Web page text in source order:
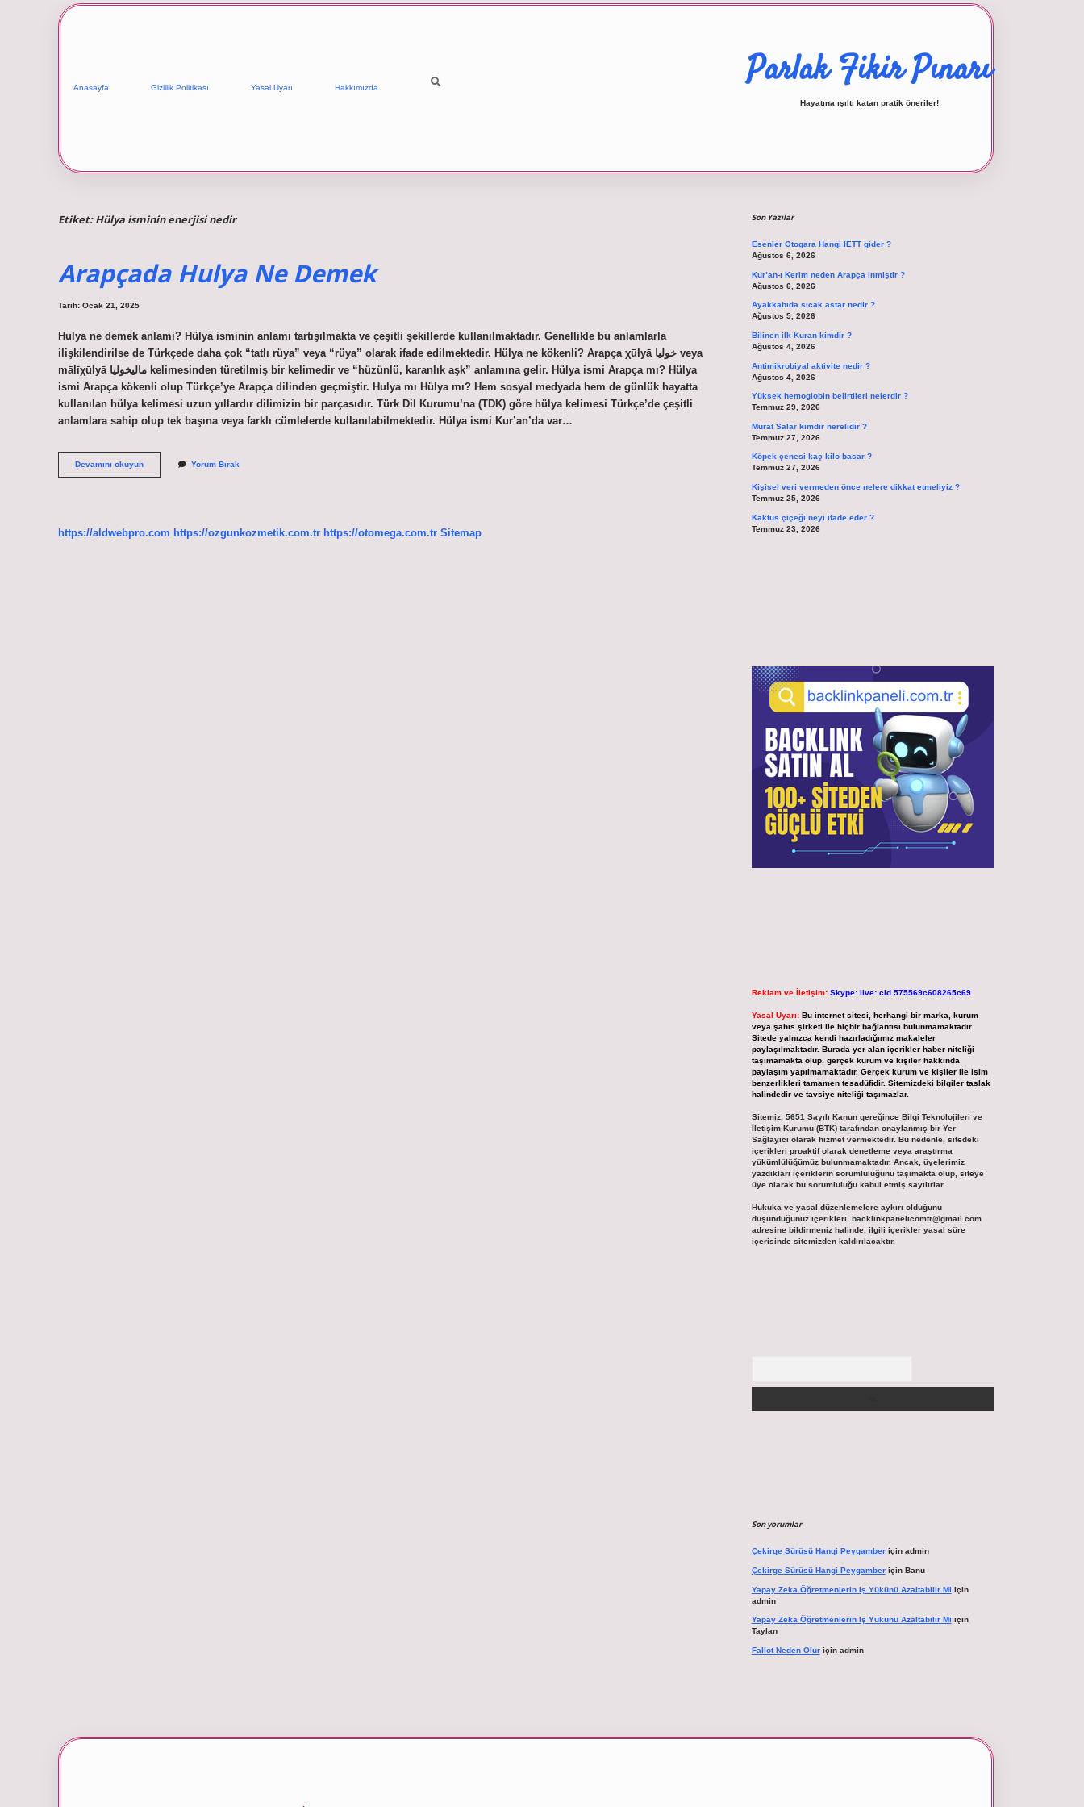
Anasayfa Gizlilik Politikası Yasal Uyarı Hakkımızda Parlak Fikir Pınarı
Hayatına ışıltı katan pratik öneriler!
Etiket:Hülya isminin enerjisi nedir
Arapçada Hulya Ne Demek
Tarih: Ocak 21, 2025
Hulya ne demek anlami? Hülya isminin anlamı tartışılmakta ve çeşitli şekillerde kullanılmaktadır. Genellikle bu anlamlarla
ilişkilendirilse de Türkçede daha çok “tatlı rüya” veya “rüya” olarak ifade edilmektedir. Hülya ne kökenli? Arapça χūlyā خوليا veya
mālīχūlyā ماليخوليا kelimesinden türetilmiş bir kelimedir ve “hüzünlü, karanlık aşk” anlamına gelir. Hülya ismi Arapça mı? Hülya
ismi Arapça kökenli olup Türkçe’ye Arapça dilinden geçmiştir. Hulya mı Hülya mı? Hem sosyal medyada hem de günlük hayatta
kullanılan hülya kelimesi uzun yıllardır dilimizin bir parçasıdır. Türk Dil Kurumu’na (TDK) göre hülya kelimesi Türkçe’de çeşitli
anlamlara sahip olup tek başına veya farklı cümlelerde kullanılabilmektedir. Hülya ismi Kur’an’da var…
Devamını okuyunArapçada
Hulya
Yorum Bırak
https://aldwebpro.com https://ozgunkozmetik.com.tr https://otomega.com.tr Sitemap
Son Yazılar
Esenler Otogara Hangi İETT gider ?
Ağustos 6, 2026
Kur’an-ı Kerim neden Arapça inmiştir ?
Ağustos 6, 2026
Ayakkabıda sıcak astar nedir ?
Ağustos 5, 2026
Bilinen ilk Kuran kimdir ?
Ağustos 4, 2026
Antimikrobiyal aktivite nedir ?
Ağustos 4, 2026
Yüksek hemoglobin belirtileri nelerdir ?
Temmuz 29, 2026
Murat Salar kimdir nerelidir ?
Temmuz 27, 2026
Köpek çenesi kaç kilo basar ?
Temmuz 27, 2026
Kişisel veri vermeden önce nelere dikkat etmeliyiz ?
Temmuz 25, 2026
Kaktüs çiçeği neyi ifade eder ?
Temmuz 23, 2026
Reklam ve İletişim: Skype: live:.cid.575569c608265c69
Yasal Uyarı: Bu internet sitesi, herhangi bir marka, kurum
veya şahıs şirketi ile hiçbir bağlantısı bulunmamaktadır.
Sitede yalnızca kendi hazırladığımız makaleler
paylaşılmaktadır. Burada yer alan içerikler haber niteliği
taşımamakta olup, gerçek kurum ve kişiler hakkında
paylaşım yapılmamaktadır. Gerçek kurum ve kişiler ile isim
benzerlikleri tamamen tesadüfidir. Sitemizdeki bilgiler taslak
halindedir ve tavsiye niteliği taşımazlar.
Sitemiz, 5651 Sayılı Kanun gereğince Bilgi Teknolojileri ve
İletişim Kurumu (BTK) tarafından onaylanmış bir Yer
Sağlayıcı olarak hizmet vermektedir. Bu nedenle, sitedeki
içerikleri proaktif olarak denetleme veya araştırma
yükümlülüğümüz bulunmamaktadır. Ancak, üyelerimiz
yazdıkları içeriklerin sorumluluğunu taşımakta olup, siteye
üye olarak bu sorumluluğu kabul etmiş sayılırlar.
Hukuka ve yasal düzenlemelere aykırı olduğunu
düşündüğünüz içerikleri, backlinkpanelicomtr@gmail.com
adresine bildirmeniz halinde, ilgili içerikler yasal süre
içerisinde sitemizden kaldırılacaktır.
Son yorumlar
Çekirge Sürüsü Hangi Peygamberiçin admin
Çekirge Sürüsü Hangi Peygamberiçin Banu
Yapay Zeka Öğretmenlerin Iş Yükünü Azaltabilir Mi için
admin
Yapay Zeka Öğretmenlerin Iş Yükünü Azaltabilir Mi için
Taylan
Fallot Neden Oluriçin admin